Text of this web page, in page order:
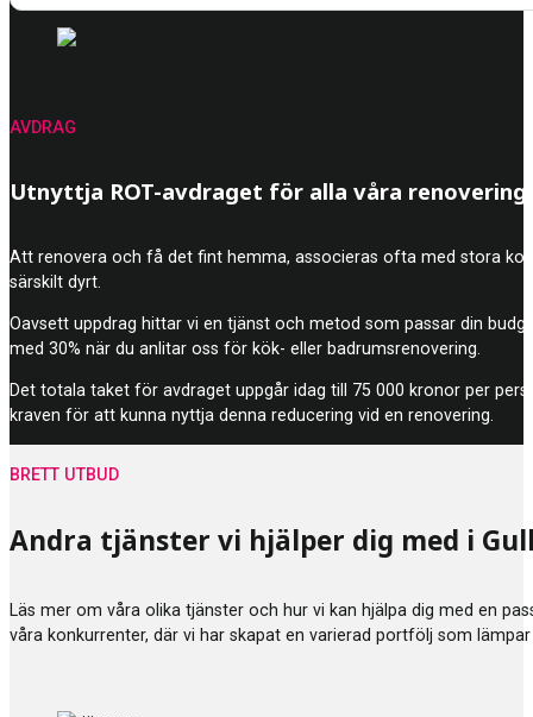
Utnyttja ROT-avdraget för alla våra
Att renovera och få det fint hemma, associeras ofta med stora
särskilt dyrt.
Oavsett uppdrag hittar vi en tjänst och metod som passar din
med 30% när du anlitar oss för kök- eller badrumsrenovering.
Det totala taket för avdraget uppgår idag till 75 000 kronor per
kraven för att kunna nyttja denna reducering vid en renovering.
AVDRAG
Andra tjänster vi hjälper dig med i
Läs mer om våra olika tjänster och hur vi kan hjälpa dig med en
våra konkurrenter, där vi har skapat en varierad portfölj som
BRETT UTBUD